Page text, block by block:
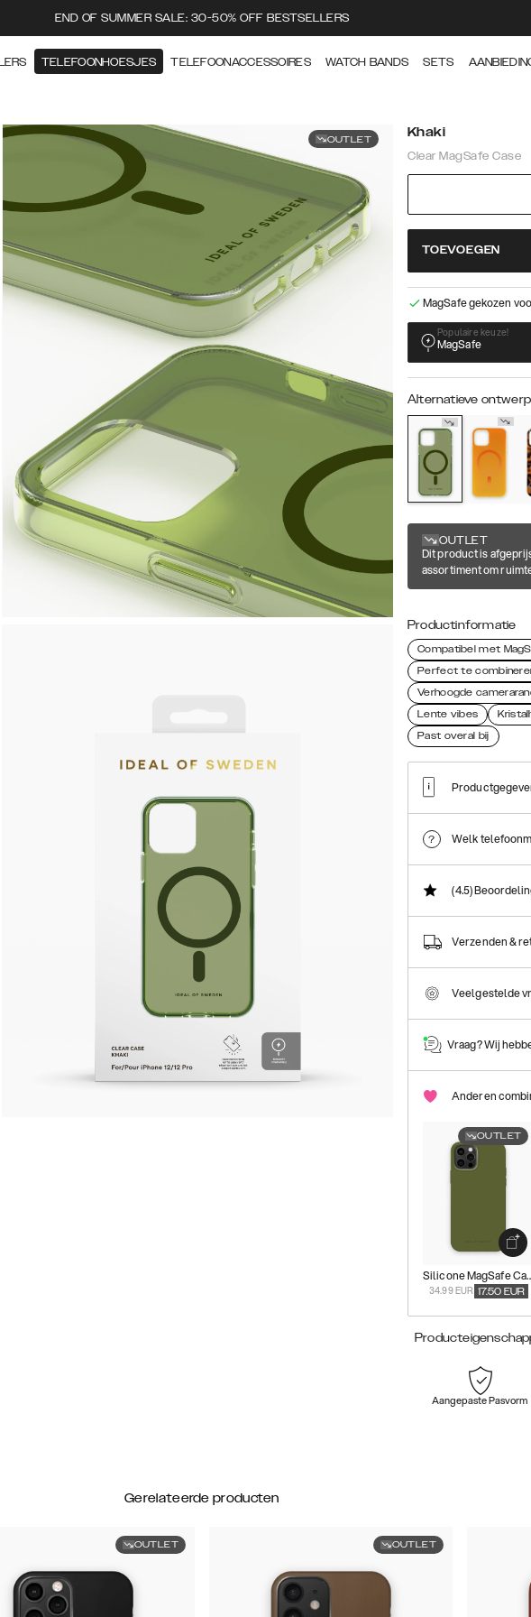
END OF SUMMER SALE: 30-50% OFF BESTSELLERS
TELEFOONHOESJES TELEFOONACCESSOIRES WATCH BANDS SETS
OUTLET Khaki
Clear MagSafe Case
TOEVOEGEN
MagSafe gekozen
Populaire keuze!
MagSafe
Alternatieve
OUTLET
Dit product is
assortiment om
Productinformatie
Compatibel met
Perfect te
Verhoogde
Lente vibes
Past overal bij
Welk
(4.5)
Verzenden &
Veelgestelde
Vraag? Wij
Anderen
OUTLET
Silicone
34.99 EUR 17.50 EUR
Aangepaste Pasvorm
Gerelateerde producten
OUTLET OUTLET